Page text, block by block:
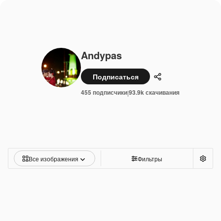
Andypas
Подписаться Поделиться
455 подписчики|93.9k скачивания
Все изображения Фильтры